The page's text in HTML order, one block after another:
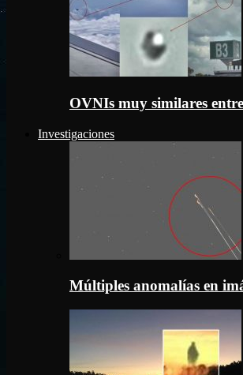
OVNIs muy similares
Investigaciones
Múltiples anomalías en